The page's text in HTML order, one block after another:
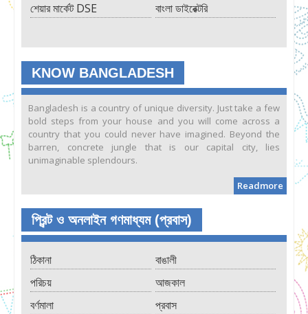
শেয়ার মার্কেট DSE
বাংলা ডাইরেক্টরি
KNOW BANGLADESH
Bangladesh is a country of unique diversity. Just take a few
bold steps from your house and you will come across a
country that you could never have imagined. Beyond the
barren, concrete jungle that is our capital city, lies
unimaginable splendours.
Readmore
প্রিন্ট ও অনলাইন গণমাধ্যম (প্রবাস)
ঠিকানা
বাঙালী
পরিচয়
আজকাল
বর্ণমালা
প্রবাস